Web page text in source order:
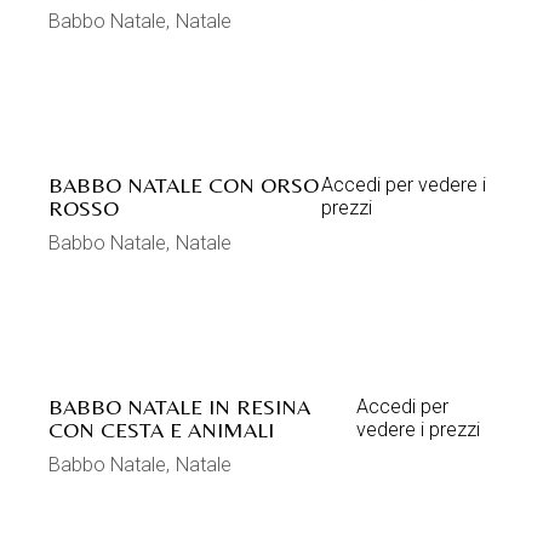
Babbo Natale Natale
BABBO NATALE CON ORSO
ROSSO
Accedi per vedere i
prezzi
Babbo Natale Natale
BABBO NATALE IN RESINA
CON CESTA E ANIMALI
Accedi per
vedere i prezzi
Babbo Natale Natale